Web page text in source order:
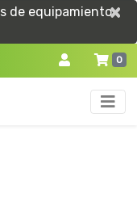
de equipamiento×
×
0